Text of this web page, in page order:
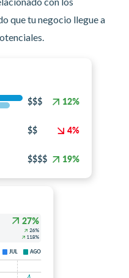
que tu negocio llegue a